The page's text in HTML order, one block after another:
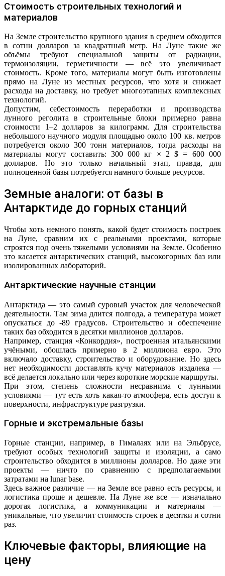
Стоимость строительных технологий и
материалов
На Земле строительство крупного здания в среднем обходится
в сотни долларов за квадратный метр. На Луне такие же
объёмы требуют специальной защиты от радиации,
термоизоляции, герметичности — всё это увеличивает
стоимость. Кроме того, материалы могут быть изготовлены
прямо на Луне из местных ресурсов, что хотя и снижает
расходы на доставку, но требует многоэтапных комплексных
технологий.
Допустим, себестоимость переработки и производства
лунного реголита в строительные блоки примерно равна
стоимости 1–2 долларов за килограмм. Для строительства
небольшого научного модуля площадью около 100 кв. метров
потребуется около 300 тонн материалов, тогда расходы на
материалы могут составить: 300 000 кг × 2 $ = 600 000
долларов. Но это только начальный этап, правда, для
полноценной базы потребуется намного больше ресурсов.
Земные аналоги: от базы в
Антарктиде до горных станций
Чтобы хоть немного понять, какой будет стоимость построек
на Луне, сравним их с реальными проектами, которые
строятся под очень тяжелыми условиями на Земле. Особенно
это касается антарктических станций, высокогорных баз или
изолированных лабораторий.
Антарктические научные станции
Антарктида — это самый суровый участок для человеческой
деятельности. Там зима длится полгода, а температура может
опускаться до -89 градусов. Строительство и обеспечение
таких баз обходится в десятки миллионов долларов.
Например, станция «Конкордия», построенная итальянскими
учёными, обошлась примерно в 2 миллиона евро. Это
включало доставку, строительство и оборудование. Но здесь
нет необходимости доставлять кучу материалов издалека —
всё делается локально или через короткие морские маршруты.
При этом, степень сложности несравнима с лунными
условиями — тут есть хоть какая-то атмосфера, есть доступ к
поверхности, инфраструктуре разгрузки.
Горные и экстремальные базы
Горные станции, например, в Гималаях или на Эльбрусе,
требуют особых технологий защиты и изоляции, а само
строительство обходится в миллионы долларов. Но даже эти
проекты — ничто по сравнению с предполагаемыми
затратами на lunar base.
Здесь важное различие — на Земле все равно есть ресурсы, и
логистика проще и дешевле. На Луне же все — изначально
дорогая логистика, а коммуникации и материалы —
уникальные, что увеличит стоимость строек в десятки и сотни
раз.
Ключевые факторы, влияющие на
цену